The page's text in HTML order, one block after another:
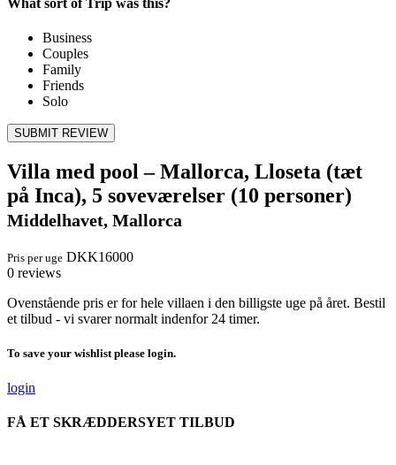
Business
Couples
Family
Friends
Solo
SUBMIT REVIEW
Villa med pool – Mallorca, Lloseta (tæt
på Inca), 5 soveværelser (10 personer)
Middelhavet, Mallorca
Pris per uge DKK16000
0 reviews
Ovenstående pris er for hele villaen i den billigste uge på året. Bestil
et tilbud - vi svarer normalt indenfor 24 timer.
To save your wishlist please login.
login
FÅ ET SKRÆDDERSYET TILBUD